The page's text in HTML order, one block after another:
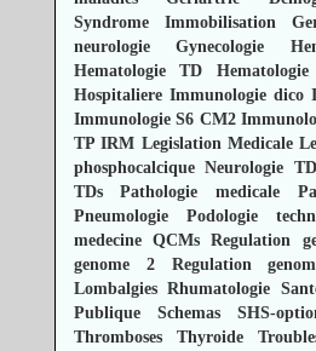
Syndrome Immobilisation
neurologie
Gynecologie
Hematologie TD
Hematologie
Hospitaliere Immunologie dico
Immunologie S6 CM2
TP IRM Legislation Medicale
phosphocalcique Neurologie
TDs
Pathologie medicale
Pneumologie
Podologie
medecine
QCMs Regulation
genome 2
Regulation
Lombalgies Rhumatologie
Publique
Schemas SHS-
Thromboses
Thyroide